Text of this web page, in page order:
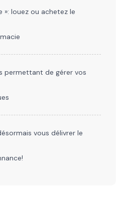
»: louez ou achetez le
permettant de gérer vos
vous délivrer le